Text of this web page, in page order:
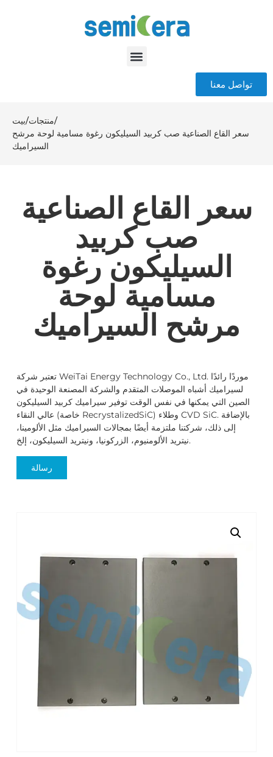
تواصل معنا
بيت/منتجات/
سعر القاع الصناعية صب كربيد السيليكون رغوة مسامية لوحة مرشح
السيراميك
سعر القاع الصناعية
صب كربيد
السيليكون رغوة
مسامية لوحة
مرشح السيراميك
تعتبر شركة WeiTai Energy Technology Co., Ltd. موردًا رائدًا
لسيراميك أشباه الموصلات المتقدم والشركة المصنعة الوحيدة في
الصين التي يمكنها في نفس الوقت توفير سيراميك كربيد السيليكون
عالي النقاء (خاصة RecrystalizedSiC) وطلاء CVD SiC. بالإضافة
إلى ذلك، شركتنا ملتزمة أيضًا بمجالات السيراميك مثل الألومينا،
نيتريد الألومنيوم، الزركونيا، ونيتريد السيليكون، إلخ.
رسالة